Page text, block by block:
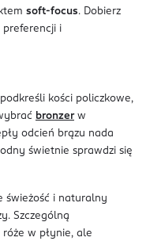
soft-focus. Dobierz
preferencji i
kości policzkowe,
bronzerw
odcień brązu nada
świetnie sprawdzi się
świeżość i naturalny
Szczególną
w płynie, ale